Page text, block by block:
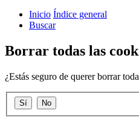
Inicio Índice general
Buscar
Borrar todas las
¿Estás seguro de querer borrar